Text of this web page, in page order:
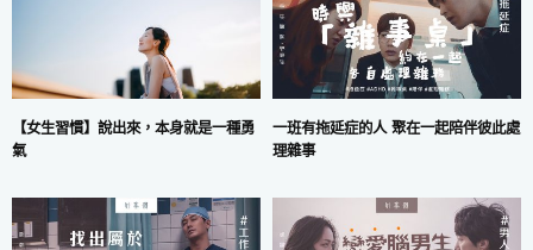
【女生習慣】說出來，本身就是一種勇
氣
一班有拖延症的人 聚在一起陪伴彼此處
理雜事